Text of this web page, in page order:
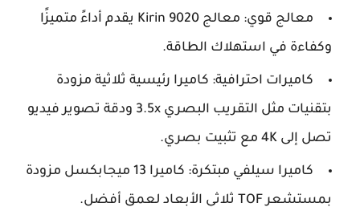
معالج قوي: معالج Kirin 9020 يقدم أداءً متميزًا
وكفاءة في استهلاك الطاقة.
كاميرات احترافية: كاميرا رئيسية ثلاثية مزودة
بتقنيات مثل التقريب البصري 3.5x ودقة تصوير فيديو
تصل إلى 4K مع تثبيت بصري.
كاميرا سيلفي مبتكرة: كاميرا 13 ميجابكسل مزودة
بمستشعر TOF ثلاثي الأبعاد لعمق أفضل.